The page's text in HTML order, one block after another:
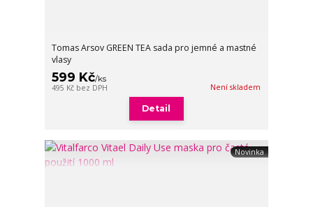
Tomas Arsov GREEN TEA sada pro jemné a mastné
vlasy
599 Kč/ks
495 Kč bez DPH Není skladem
Detail
Novinka